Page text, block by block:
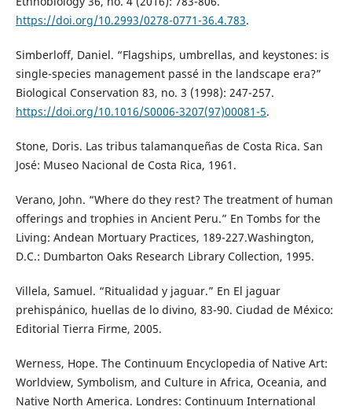
https://doi.org/10.2993/0278-0771-36.4.783.
Simberloff, Daniel. “Flagships, umbrellas, and keystones: is
single-species management passé in the landscape era?”
Biological Conservation 83, no. 3 (1998): 247-257.
https://doi.org/10.1016/S0006-3207(97)00081-5.
Stone, Doris. Las tribus talamanqueñas de Costa Rica. San
José: Museo Nacional de Costa Rica, 1961.
Verano, John. “Where do they rest? The treatment of human
offerings and trophies in Ancient Peru.” En Tombs for the
Living: Andean Mortuary Practices, 189-227.Washington,
D.C.: Dumbarton Oaks Research Library Collection, 1995.
Villela, Samuel. “Ritualidad y jaguar.” En El jaguar
prehispánico, huellas de lo divino, 83-90. Ciudad de México:
Editorial Tierra Firme, 2005.
Werness, Hope. The Continuum Encyclopedia of Native Art:
Worldview, Symbolism, and Culture in Africa, Oceania, and
Native North America. Londres: Continuum International